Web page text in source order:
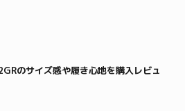
のサイズ感や履き心地を購入レビュ